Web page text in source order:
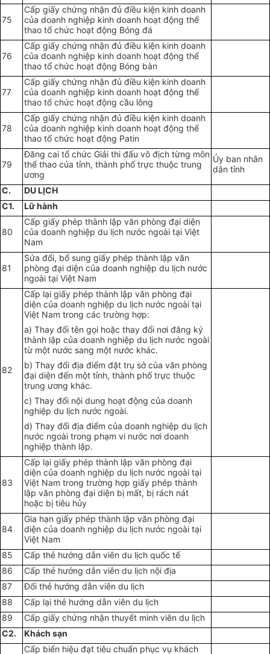
75
Cấp giấy chứng nhận đủ điều kiện kinh doanh
của doanh nghiệp kinh doanh hoạt động thể
thao tổ chức hoạt động Bóng đá
76
Cấp giấy chứng nhận đủ điều kiện kinh doanh
của doanh nghiệp kinh doanh hoạt động thể
thao tổ chức hoạt động Bóng bàn
77
Cấp giấy chứng nhận đủ điều kiện kinh doanh
của doanh nghiệp kinh doanh hoạt động thể
thao tổ chức hoạt động cầu lông
78
Cấp giấy chứng nhận đủ điều kiện kinh doanh
của doanh nghiệp kinh doanh hoạt động thể
thao tổ chức hoạt động Patin
79
Đăng cai tổ chức Giải thi đấu vô địch từng môn
thể thao của tỉnh, thành phố trực thuộc trung
ương
Ủy ban nhân
dân tỉnh
C.
DU LỊCH
C1.
Lữ hành
80
Cấp giấy phép thành lập văn phòng đại diện
của doanh nghiệp du lịch nước ngoài tại Việt
Nam
81
Sửa đổi, bổ sung giấy phép thành lập văn
phòng đại diện của doanh nghiệp du lịch nước
ngoài tại Việt Nam
82
Cấp lại giấy phép thành lập văn phòng đại
diện của doanh nghiệp du lịch nước ngoài tại
Việt Nam trong các trường hợp:
a) Thay đổi tên gọi hoặc thay đổi nơi đăng ký
thành lập của doanh nghiệp du lịch nước ngoài
từ một nước sang một nước khác.
b) Thay đổi địa điểm đặt trụ sở của văn phòng
đại diện đến một tỉnh, thành phố trực thuộc
trung ương khác.
c) Thay đổi nội dung hoạt động của doanh
nghiệp du lịch nước ngoài.
d) Thay đổi địa điểm của doanh nghiệp du lịch
nước ngoài trong phạm vi nước nơi doanh
nghiệp thành lập.
83
Cấp lại giấy phép thành lập văn phòng đại
diện của doanh nghiệp du lịch nước ngoài tại
Việt Nam trong trường hợp giấy phép thành
lập văn phòng đại diện bị mất, bị rách nát
hoặc bị tiêu hủy
84
Gia hạn giấy phép thành lập văn phòng đại
diện của doanh nghiệp du lịch nước ngoài tại
Việt Nam
85
Cấp thẻ hướng dẫn viên du lịch quốc tế
86
Cấp thẻ hướng dẫn viên du lịch nội địa
87
Đổi thẻ hướng dẫn viên du lịch
88
Cấp lại thẻ hướng dẫn viên du lịch
89
Cấp giấy chứng nhận thuyết minh viên du lịch
C2.
Khách sạn
Cấp biển hiệu đạt tiêu chuẩn phục vụ khách